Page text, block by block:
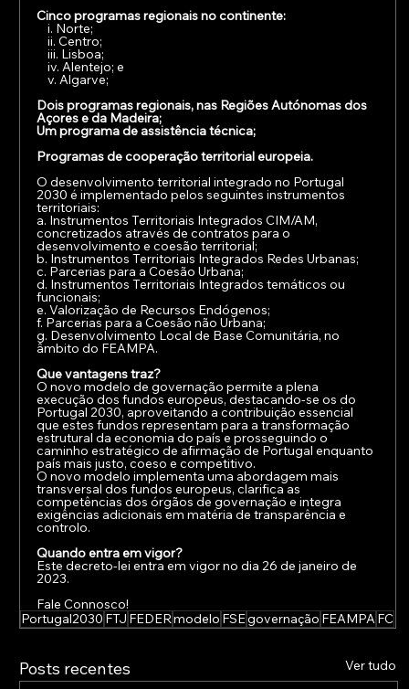
Cinco programas regionais no continente:
i. Norte;
ii. Centro;
iii. Lisboa;
iv. Alentejo; e
v. Algarve;
Dois programas regionais, nas Regiões Autónomas dos
Açores e da Madeira;
Um programa de assistência técnica;
Programas de cooperação territorial europeia.
O desenvolvimento territorial integrado no Portugal
2030 é implementado pelos seguintes instrumentos
territoriais:
a. Instrumentos Territoriais Integrados CIM/AM,
concretizados através de contratos para o
desenvolvimento e coesão territorial;
b. Instrumentos Territoriais Integrados Redes Urbanas;
c. Parcerias para a Coesão Urbana;
d. Instrumentos Territoriais Integrados temáticos ou
funcionais;
e. Valorização de Recursos Endógenos;
f. Parcerias para a Coesão não Urbana;
g. Desenvolvimento Local de Base Comunitária, no
âmbito do FEAMPA.
Que vantagens traz?
O novo modelo de governação permite a plena
execução dos fundos europeus, destacando-se os do
Portugal 2030, aproveitando a contribuição essencial
que estes fundos representam para a transformação
estrutural da economia do país e prosseguindo o
caminho estratégico de afirmação de Portugal enquanto
país mais justo, coeso e competitivo.
O novo modelo implementa uma abordagem mais
transversal dos fundos europeus, clarifica as
competências dos órgãos de governação e integra
exigências adicionais em matéria de transparência e
controlo.
Quando entra em vigor?
Este decreto-lei entra em vigor no dia 26 de janeiro de
2023.
Fale Connosco!
Portugal2030 FTJ FEDERmodelo FSEgovernação FEAMPAFC
Posts recentes Ver tudo